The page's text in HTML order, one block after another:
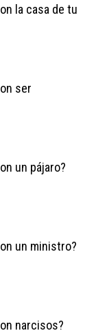
la casa de tu
ser
un pájaro?
un ministro?
narcisos?